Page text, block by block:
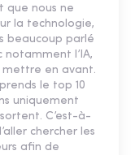
que nous ne
la technologie,
beaucoup parlé
l’IA,
mettre en avant.
le top 10
uniquement
C’est-à-
chercher les
afin de